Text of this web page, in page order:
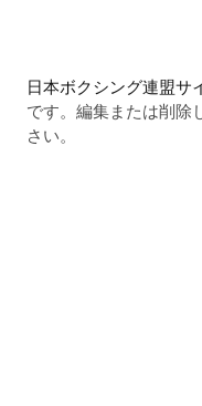
日本ボクシング連盟サ
です。編集または削除
さい。